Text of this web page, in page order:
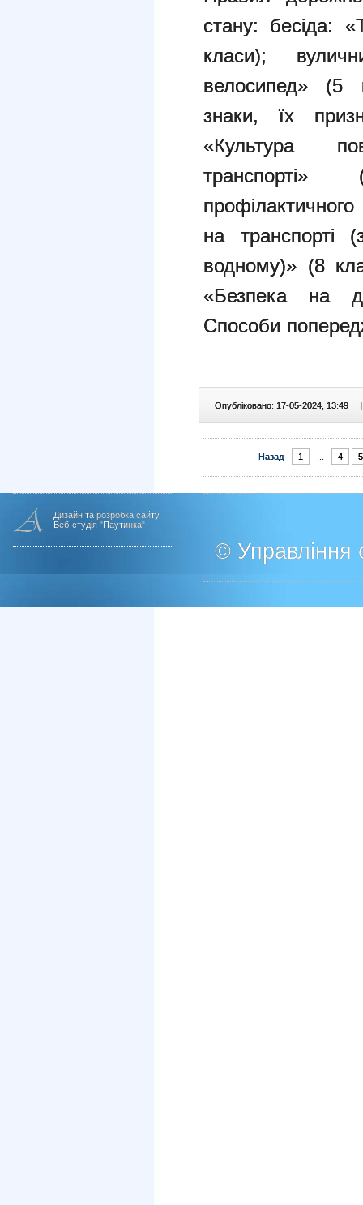
стану: бесіда:
класи); в
велосипед»
знаки, їх
«Культура
на транспорті
водному)» (8
«Безпека на
Способи
Опубліковано: 17-05-2024, 13:49 |
Назад 1 4 5
Дизайн та розробка сайту
Веб-студія "Паутинка"
© Управління